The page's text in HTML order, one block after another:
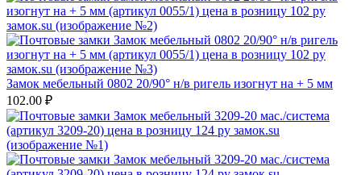
Замок мебельный 0802 20/90° н/в ригель изогнут на + 5 мм
102.00 ₽